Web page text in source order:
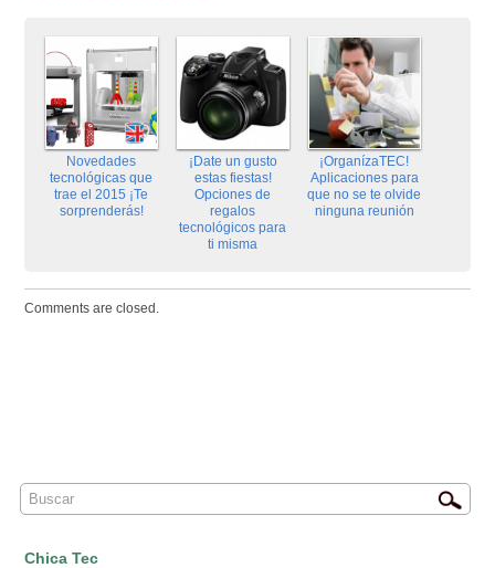
Novedades
tecnológicas que
trae el 2015 ¡Te
sorprenderás!
¡Date un gusto
estas fiestas!
Opciones de
regalos
tecnológicos para
ti misma
¡OrganízaTEC!
Aplicaciones para
que no se te olvide
ninguna reunión
Comments are closed.
Chica Tec